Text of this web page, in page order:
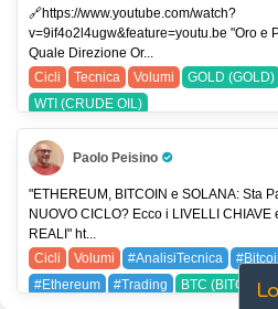
🔗https://www.youtube.com/watch?
v=9if4o2l4ugw&feature=youtu.be "Oro e Petrolio:
Quale Direzione Or...
Cicli
Tecnica Volumi
GOLD (GOLD)
WTI (CRUDE OIL)
Paolo Peisino
Pro Trader
"ETHEREUM, BITCOIN e SOLANA: Sta
NUOVO CICLO? Ecco i LIVELLI CHIAVE
REALI" ht...
Cicli
Volumi #AnalisiTecnica
#Ethereum
#Trading
BTC (BITCOIN)